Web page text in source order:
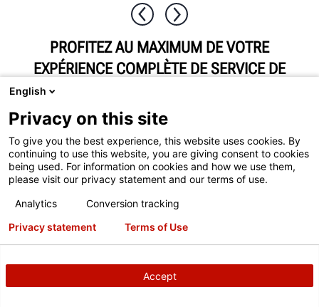
PROFITEZ AU MAXIMUM DE VOTRE
EXPÉRIENCE COMPLÈTE DE SERVICE DE
POUR MIEUX VOUS SERVIR, LAISSEZ-
NOUS VOUS JUMELER AVEC VOTRE
Envoyez un message à votre consultant commercial
English
Privacy on this site
To give you the best experience, this website uses cookies. By
continuing to use this website, you are giving consent to cookies
being used. For information on cookies and how we use them,
please visit our privacy statement and our terms of use.
Analytics
Conversion tracking
Accept
Privacy statement Terms of Use